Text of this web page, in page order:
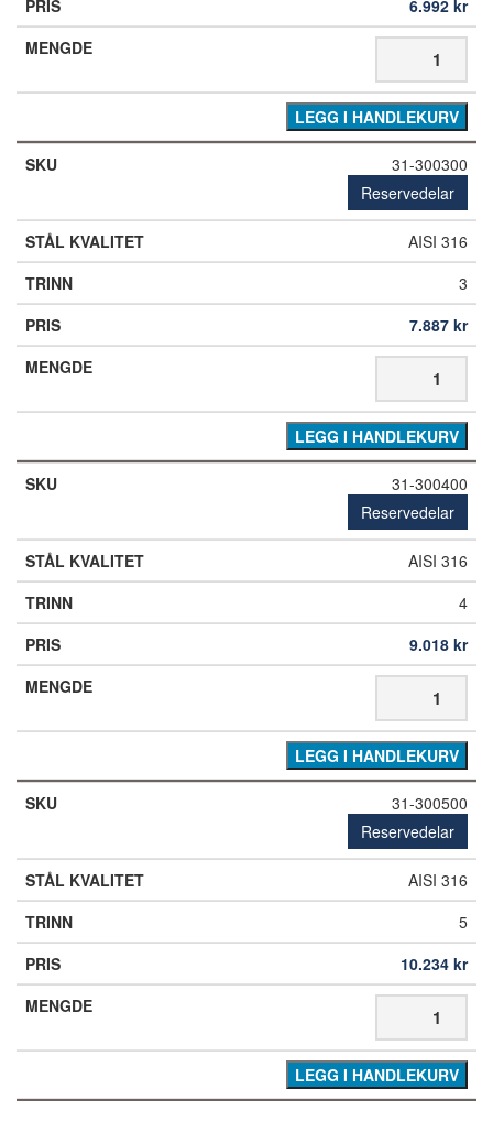
6.992 kr
LEGG I HANDLEKURV
31-300300
Reservedelar
AISI 316
3
7.887 kr
LEGG I HANDLEKURV
31-300400
Reservedelar
AISI 316
4
9.018 kr
LEGG I HANDLEKURV
31-300500
Reservedelar
AISI 316
5
10.234 kr
LEGG I HANDLEKURV